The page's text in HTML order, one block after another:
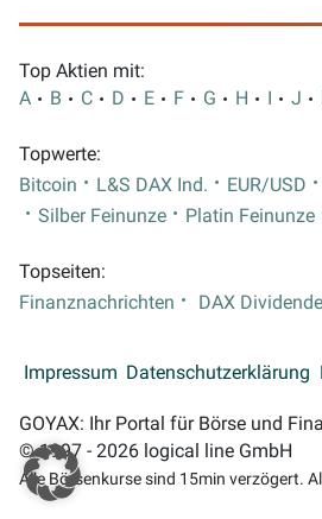
Top Aktien mit:
A
B C D E F G H I J
Topwerte:
Bitcoin
L&S DAX Ind. EUR/USD
Silber Feinunze
Platin Feinunze
Topseiten:
Finanznachrichten
DAX
Impressum Datenschutzerklärung
GOYAX: Ihr Portal für Börse und
© 1997 - 2026 logical line GmbH
Alle Börsenkurse sind 15min verzögert.